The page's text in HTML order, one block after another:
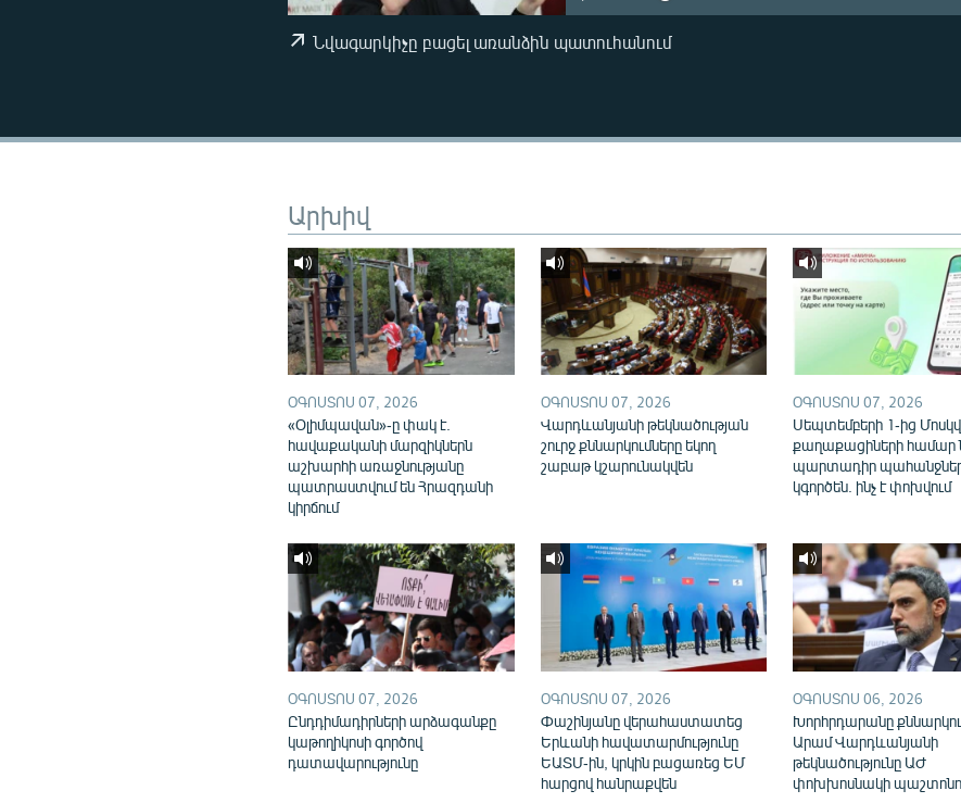
Նվագարկիչը բացել առանձին պատուհանում
Արխիվ
ՕԳՈՍՏՈՍ 07, 2026
«Օլիմպավան»-ը փակ է.
հավաքականի մարզիկներն
աշխարհի առաջնությանը
պատրաստվում են Հրազդանի
կիրճում
ՕԳՈՍՏՈՍ 07, 2026
Վարդևանյանի թեկնածության
շուրջ քննարկումները եկող
շաբաթ կշարունակվեն
ՕԳՈՍՏՈՍ 07, 2026
Սեպտեմբերի 1-ից
քաղաքացիների համար
պարտադիր
կգործեն. ինչ է փոխվում
ՕԳՈՍՏՈՍ 07, 2026
Ընդդիմադիրների արձագանքը
կաթողիկոսի գործով
դատավարությունը
ՕԳՈՍՏՈՍ 07, 2026
Փաշինյանը վերահաստատեց
Երևանի հավատարմությունը
ԵԱՏՄ-ին, կրկին բացառեց ԵՄ
հարցով հանրաքվեն
ՕԳՈՍՏՈՍ 06, 2026
Խորհրդարանը
Արամ Վարդևանյանի
թեկնածությունը ԱԺ
փոխխոսնակի